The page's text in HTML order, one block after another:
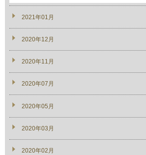
2021年01月
2020年12月
2020年11月
2020年07月
2020年05月
2020年03月
2020年02月